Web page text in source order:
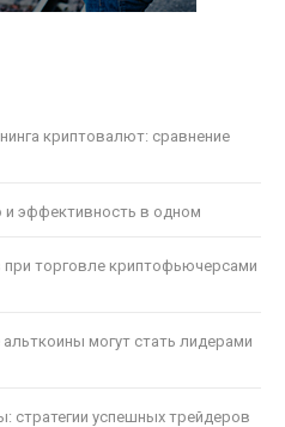
криптовалют: сравнение
и эффективность в одном
торговле криптофьючерсами
могут стать лидерами
стратегии успешных трейдеров